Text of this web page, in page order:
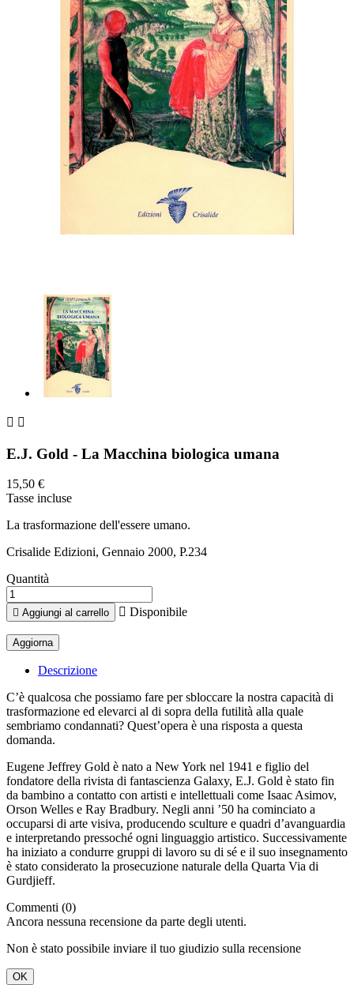
 
E.J. Gold - La Macchina biologica umana
15,50 €
Tasse incluse
La trasformazione dell'essere umano.
Crisalide Edizioni, Gennaio 2000, P.234
Quantità
 Aggiungi al carrello  Disponibile
Descrizione
C’è qualcosa che possiamo fare per sbloccare la nostra capacità di
trasformazione ed elevarci al di sopra della futilità alla quale
sembriamo condannati? Quest’opera è una risposta a questa
domanda.
Eugene Jeffrey Gold è nato a New York nel 1941 e figlio del
fondatore della rivista di fantascienza Galaxy, E.J. Gold è stato fin
da bambino a contatto con artisti e intellettuali come Isaac Asimov,
Orson Welles e Ray Bradbury. Negli anni ’50 ha cominciato a
occuparsi di arte visiva, producendo sculture e quadri d’avanguardia
e interpretando pressoché ogni linguaggio artistico. Successivamente
ha iniziato a condurre gruppi di lavoro su di sé e il suo insegnamento
è stato considerato la prosecuzione naturale della Quarta Via di
Gurdjieff.
Commenti (0)
Ancora nessuna recensione da parte degli utenti.
Non è stato possibile inviare il tuo giudizio sulla recensione
OK